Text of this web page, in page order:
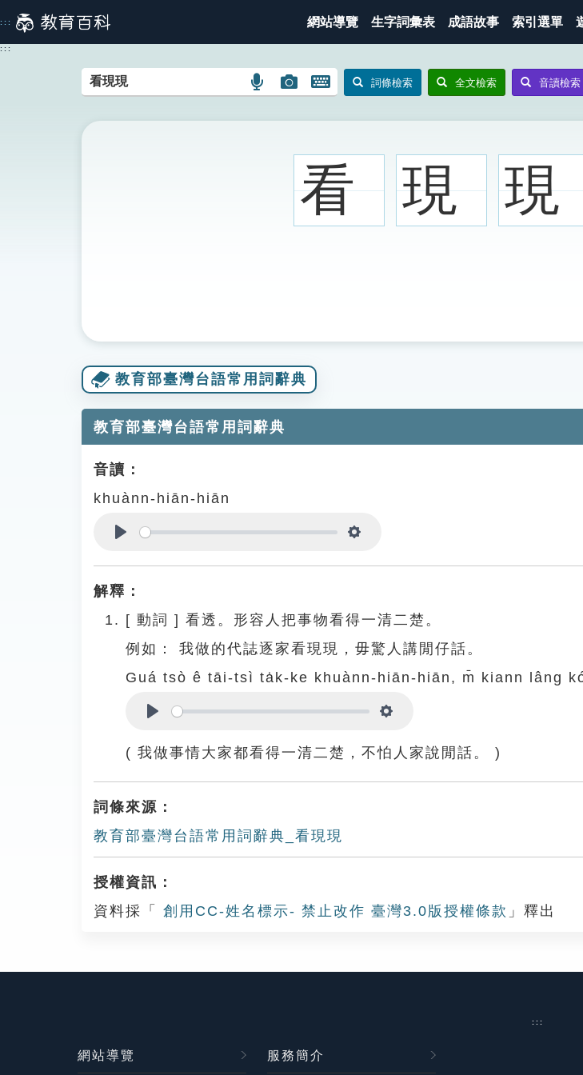
到
主
::: 網站導覽 生字詞彙表 成語故事 索引選單
:::
語
搜
圖
搜
圖
開
鍵
圖
示
詞條檢索 全文檢索 音讀檢索
看 現 現
教育部臺灣台語常用詞辭典
教育部臺灣台語常用詞辭典
音讀：
khuànn-hiān-hiān
解釋：
[ 動詞 ] 看透。形容人把事物看得一清二楚。
例如：
我做的代誌逐家看現現，毋驚人講閒仔話。
Guá tsò ê tāi-tsì ta̍k-ke khuànn-hiān-hiān, m̄ kiann lâng
( 我做事情大家都看得一清二楚，不怕人家說閒話。 )
詞條來源：
教育部臺灣台語常用詞辭典_看現現
授權資訊：
資料採「
創用CC-姓名標示- 禁止改作 臺灣3.0版授權條款 」釋出
:::
網站導覽 服務簡介